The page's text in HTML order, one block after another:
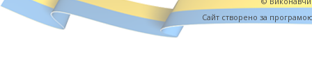
Cайт створено за